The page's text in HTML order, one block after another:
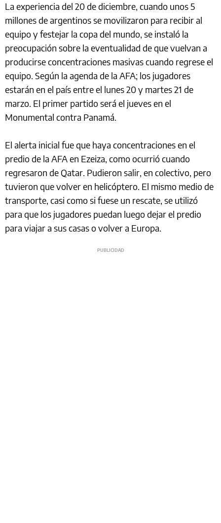
La experiencia del 20 de diciembre, cuando unos 5
millones de argentinos se movilizaron para recibir al
equipo y festejar la copa del mundo, se instaló la
preocupación sobre la eventualidad de que vuelvan a
producirse concentraciones masivas cuando regrese el
equipo. Según la agenda de la AFA; los jugadores
estarán en el país entre el lunes 20 y martes 21 de
marzo. El primer partido será el jueves en el
Monumental contra Panamá.
El alerta inicial fue que haya concentraciones en el
predio de la AFA en Ezeiza, como ocurrió cuando
regresaron de Qatar. Pudieron salir, en colectivo, pero
tuvieron que volver en helicóptero. El mismo medio de
transporte, casi como si fuese un rescate, se utilizó
para que los jugadores puedan luego dejar el predio
para viajar a sus casas o volver a Europa.